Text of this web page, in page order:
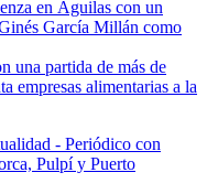
en Águilas con un
García Millán como
una partida de más de
empresas alimentarias a la
- Periódico con
Pulpí y Puerto